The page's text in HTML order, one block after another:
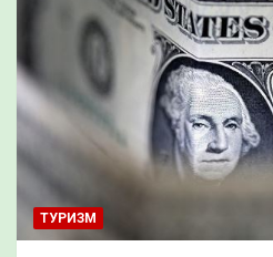
ТУРИЗМ